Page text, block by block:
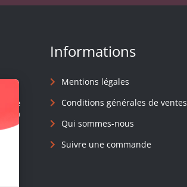
en
Informations
Mentions légales
Conditions générales de ventes
Qui sommes-nous
Suivre une commande